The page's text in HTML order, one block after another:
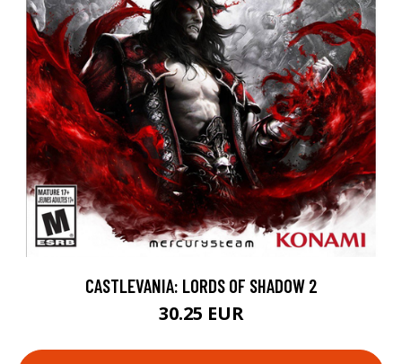
CASTLEVANIA: LORDS OF SHADOW 2
30.25 EUR